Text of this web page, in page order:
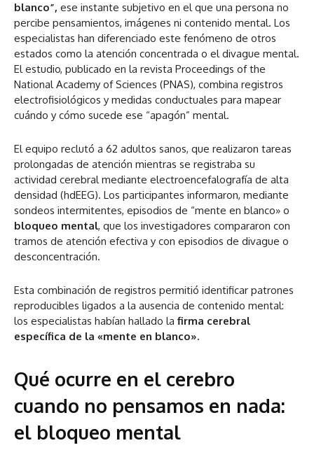
blanco”, ese instante subjetivo en el que una persona no
percibe pensamientos, imágenes ni contenido mental. Los
especialistas han diferenciado este fenómeno de otros
estados como la atención concentrada o el divague mental.
El estudio, publicado en la revista Proceedings of the
National Academy of Sciences (PNAS), combina registros
electrofisiológicos y medidas conductuales para mapear
cuándo y cómo sucede ese “apagón” mental.
El equipo reclutó a 62 adultos sanos, que realizaron tareas
prolongadas de atención mientras se registraba su
actividad cerebral mediante electroencefalografía de alta
densidad (hdEEG). Los participantes informaron, mediante
sondeos intermitentes, episodios de “mente en blanco» o
bloqueo mental, que los investigadores compararon con
tramos de atención efectiva y con episodios de divague o
desconcentración.
Esta combinación de registros permitió identificar patrones
reproducibles ligados a la ausencia de contenido mental:
los especialistas habían hallado la firma cerebral
específica de la «mente en blanco».
Qué ocurre en el cerebro
cuando no pensamos en nada:
el bloqueo mental